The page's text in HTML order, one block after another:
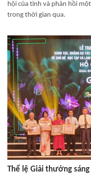
hội của tỉnh và phản hồi
trong thời gian qua.
Thể lệ Giải thưởng